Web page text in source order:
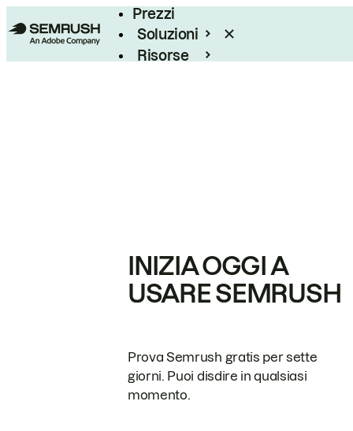
Prezzi
Soluzioni
Risorse
INIZIA OGGI A
USARE SEMRUSH
Prova Semrush gratis per sette
giorni. Puoi disdire in qualsiasi
momento.